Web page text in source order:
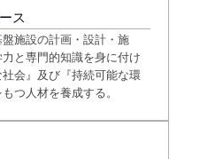
ス
施設の計画・設計・施
と専門的知識を身に付け
会』及び『持続可能な環
つ人材を養成する。